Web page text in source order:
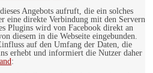
Angebots aufruft, die ein solches
eine direkte Verbindung mit den Servern
Plugins wird von Facebook direkt an
diesem in die Webseite eingebunden.
auf den Umfang der Daten, die
erhebt und informiert die Nutzer daher
: